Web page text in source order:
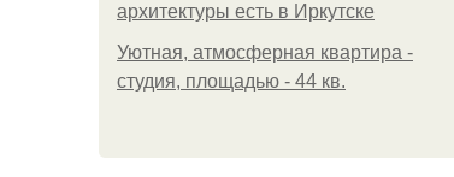
архитектуры есть в Иркутске
Уютная, атмосферная квартира -
студия, площадью - 44 кв.